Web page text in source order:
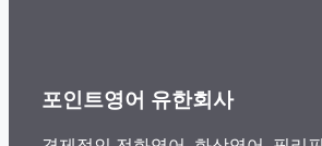
포인트영어 유한회사